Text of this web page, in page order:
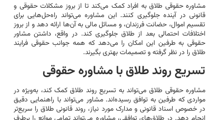
مشاوره حقوقی طلاق به افراد کمک می‌کند تا از بروز مشکلات حقوقی و
قانونی در آینده جلوگیری کنند. این مشاوره می‌تواند راه‌حل‌هایی برای
تقسیم اموال، حضانت فرزندان، و مسائل مالی به آن‌ها ارائه دهد و از بروز
اختلافات احتمالی بعد از طلاق جلوگیری کند. در واقع، داشتن مشاور
حقوقی به طرفین این امکان را می‌دهد که همه جوانب حقوقی فرایند
طلاق را در نظر گرفته و تصمیمات بهتری بگیرند.
تسریع روند طلاق با مشاوره حقوقی
مشاوره حقوقی طلاق می‌تواند به تسریع روند طلاق کمک کند، به‌ویژه در
مواردی که طرفین به توافق رسیده‌اند. مشاور می‌تواند با راهنمایی دقیق
در خصوص اسناد قانونی و مدارک مورد نیاز، روند قانونی طلاق را سریع‌تر